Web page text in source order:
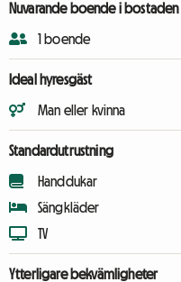
Nuvarande boende i bostaden
1 boende
Ideal hyresgäst
Man eller kvinna
Standardutrustning
Handdukar
Sängkläder
TV
Ytterligare bekvämligheter